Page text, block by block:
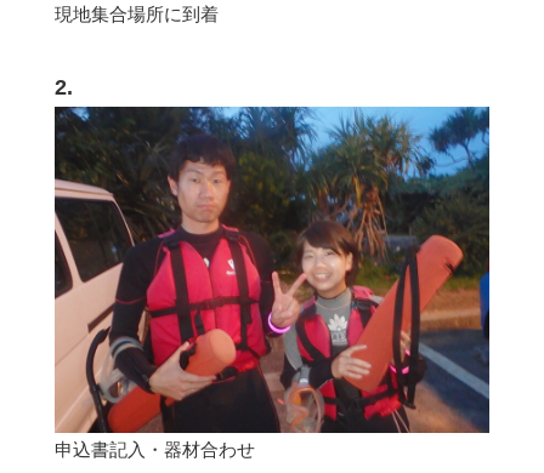
現地集合場所に到着
2.
申込書記入・器材合わせ